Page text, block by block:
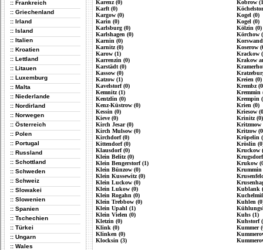
:: Frankreich
:: Griechenland
:: Irland
:: Island
:: Italien
:: Kroatien
:: Lettland
:: Litauen
:: Luxemburg
:: Malta
:: Niederlande
:: Nordirland
:: Norwegen
:: Österreich
:: Polen
:: Portugal
:: Russland
:: Schottland
:: Schweden
:: Schweiz
:: Slowakei
:: Slowenien
:: Spanien
:: Tschechien
:: Türkei
:: Ungarn
:: Wales
Karenz (0)
Karft (0)
Kargow (0)
Karin (0)
Karlsburg (0)
Karlshagen (0)
Karnin (0)
Karnitz (0)
Karow (1)
Karrenzin (0)
Karstädt (0)
Kassow (0)
Katzow (1)
Kavelstorf (0)
Kemnitz (1)
Kentzlin (0)
Kenz-Küstrow (0)
Kessin (0)
Kieve (0)
Kirch Jesar (0)
Kirch Mulsow (0)
Kirchdorf (0)
Kittendorf (0)
Klausdorf (0)
Klein Belitz (0)
Klein Bengerstorf (1)
Klein Bünzow (0)
Klein Kussewitz (0)
Klein Luckow (0)
Klein Lukow (0)
Klein Rogahn (0)
Klein Trebbow (0)
Klein Upahl (1)
Klein Vielen (0)
Kletzin (0)
Klink (0)
Klinken (0)
Klocksin (3)
Kobrow
Kogel (0)
Kogel (0)
Kölzin (0)
Körchow
Koserow
Krackow
Krakow
Kreien (0)
Krembz
Kremmin
Krempin
Krien (0)
Kriesow
Krinitz (0)
Kritzmow
Kritzow
Kröpelin
Kröslin
Kruckow
Krukow
Krummin
Kublank
Kuhlen
Kuhs (1)
Kuhstorf
Kummer